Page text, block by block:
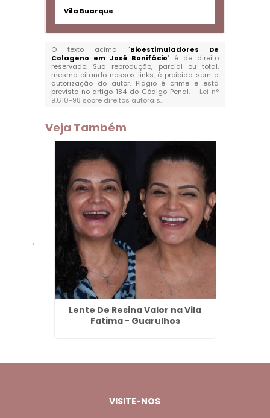
Vila Buarque
O texto acima "Bioestimuladores De
Colageno em José Bonifácio" é de direito
reservado. Sua reprodução, parcial ou total,
mesmo citando nossos links, é proibida sem a
autorização do autor. Plágio é crime e está
previsto no artigo 184 do Código Penal. – Lei n°
9.610-98 sobre direitos autorais.
Veja Também
Lente De Resina Valor na Vila
Fatima - Guarulhos
VISITE-NOS